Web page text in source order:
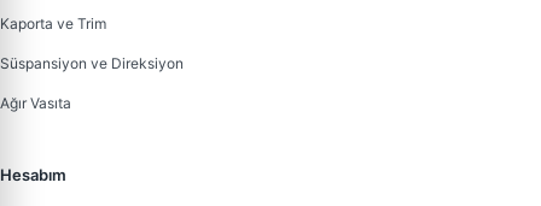
Kaporta ve Trim
Süspansiyon ve Direksiyon
Ağır Vasıta
Hesabım